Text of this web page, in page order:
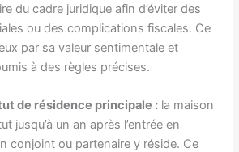
du cadre juridique afin d’éviter des
ou des complications fiscales. Ce
par sa valeur sentimentale et
à des règles précises.
de résidence principale : la maison
jusqu’à un an après l’entrée en
conjoint ou partenaire y réside. Ce